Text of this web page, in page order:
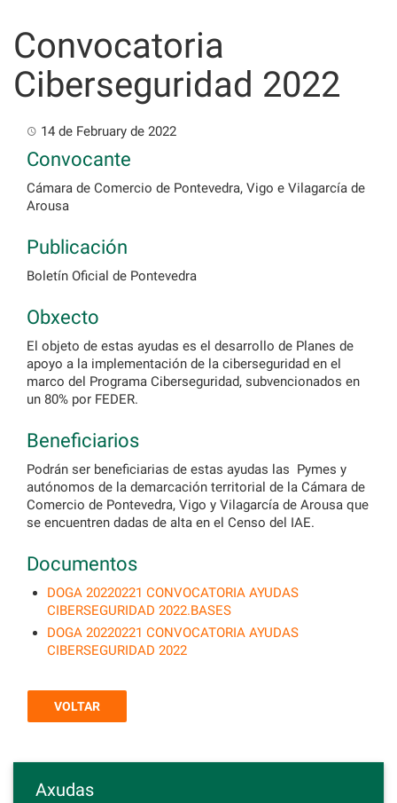
content
Convocatoria
Ciberseguridad 2022
14 de February de 2022
Convocante
Cámara de Comercio de Pontevedra, Vigo e Vilagarcía de
Arousa
Publicación
Boletín Oficial de Pontevedra
Obxecto
El objeto de estas ayudas es el desarrollo de Planes de
apoyo a la implementación de la ciberseguridad en el
marco del Programa Ciberseguridad, subvencionados en
un 80% por FEDER.
Beneficiarios
Podrán ser beneficiarias de estas ayudas las Pymes y
autónomos de la demarcación territorial de la Cámara de
Comercio de Pontevedra, Vigo y Vilagarcía de Arousa que
se encuentren dadas de alta en el Censo del IAE.
Documentos
DOGA 20220221 CONVOCATORIA AYUDAS
CIBERSEGURIDAD 2022.BASES
DOGA 20220221 CONVOCATORIA AYUDAS
CIBERSEGURIDAD 2022
VOLTAR
Axudas